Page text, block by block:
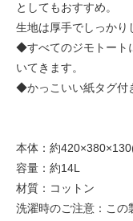
としてもおすすめ。
生地は厚手でしっかり
◆すべてのジモトート
いてきます。
◆かっこいい紙タグ付
本体：約
容量：約14L
材質：コットン
洗濯時のご注意：この